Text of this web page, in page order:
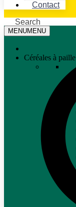
Contact
Search
MENUMENU
Céréales à paille